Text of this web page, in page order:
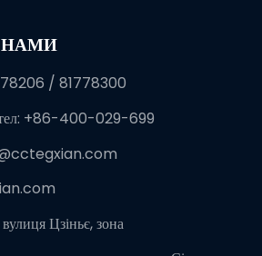
НАМИ
/ 81778300
тел: +86-400-029-699
Цзіньє, зона